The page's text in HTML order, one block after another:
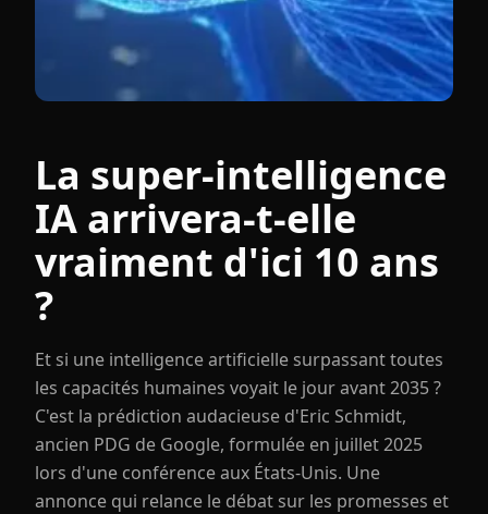
La super-intelligence
IA arrivera-t-elle
vraiment d'ici 10 ans
?
Et si une intelligence artificielle surpassant toutes
les capacités humaines voyait le jour avant 2035 ?
C'est la prédiction audacieuse d'Eric Schmidt,
ancien PDG de Google, formulée en juillet 2025
lors d'une conférence aux États-Unis. Une
annonce qui relance le débat sur les promesses et